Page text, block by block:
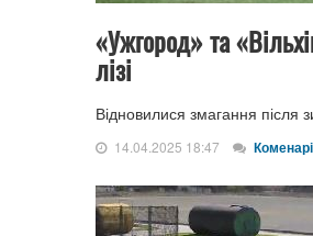
«Ужгород» та
лізі
Відновилися змагання після
14.04.2025 18:47